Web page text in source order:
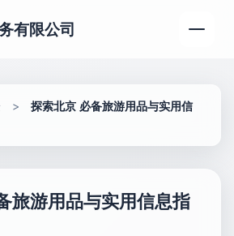
有限公司
>
探索北京 必备旅游用品与实用信
旅游用品与实用信息指